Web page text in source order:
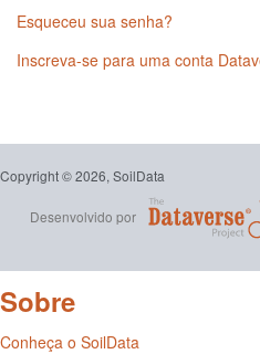
Esqueceu sua senha?
Inscreva-se para uma conta
Copyright © 2026, SoilData
Desenvolvido por
Sobre
Conheça o SoilData